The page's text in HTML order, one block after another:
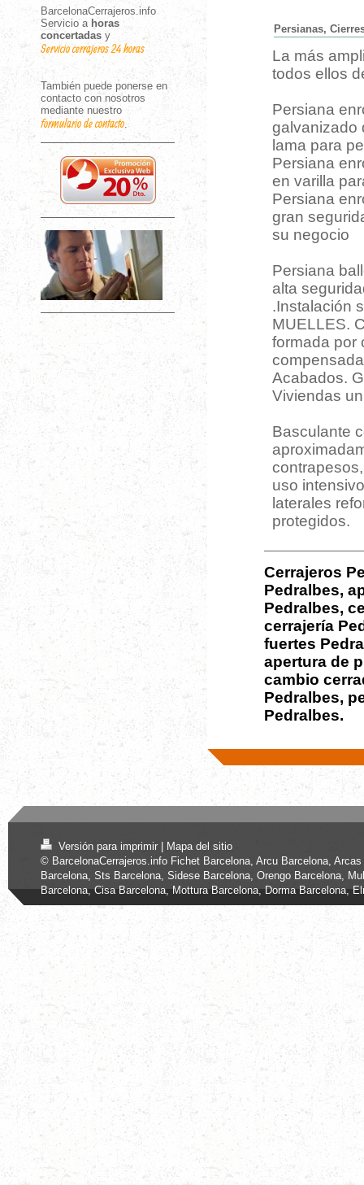
BarcelonaCerrajeros.info
Servicio a horas
concertadas y
Servicio cerrajeros 24 horas
También puede ponerse en
contacto con nosotros
mediante nuestro
formulario de contacto.
Persianas,
La más
todos ellos
Persiana
galvanizado
lama para
Persiana
en varilla
Persiana
gran
su negocio
Persiana
alta
.Instalación
MUELLES.
formada por
Acabados.
Viviendas
Basculante
uso
laterales
protegidos.
Cerrajeros
Pedralbes,
Pedralbes,
cerrajería
fuertes
apertura de
cambio
Pedralbes,
Pedralbes.
Versión para imprimir
Mapa del sitio
© BarcelonaCerrajeros.info Fichet Barcelona, Arcu Barcelona, Arcas
Barcelona, Sts Barcelona, Sidese Barcelona, Orengo Barcelona,
Barcelona, Cisa Barcelona, Mottura Barcelona, Dorma Barcelona,